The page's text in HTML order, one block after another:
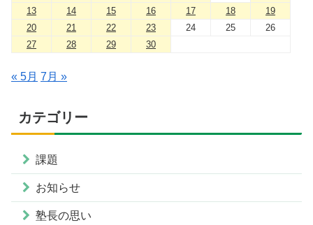
13
14 15 16 17 18
19
20
21 22 23 24 25
26
27
28 29 30
« 5月 7月 »
カテゴリー
課題
お知らせ
塾長の思い